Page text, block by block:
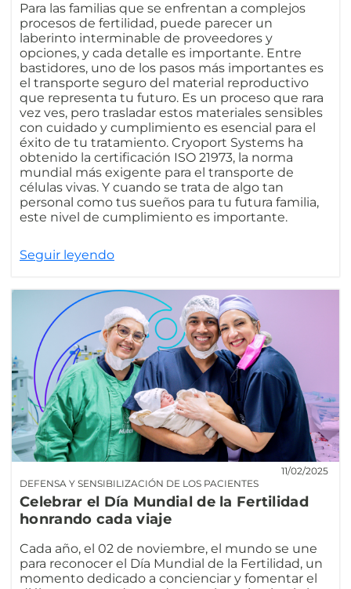
Para las familias que se enfrentan a complejos
procesos de fertilidad, puede parecer un
laberinto interminable de proveedores y
opciones, y cada detalle es importante. Entre
bastidores, uno de los pasos más importantes es
el transporte seguro del material reproductivo
que representa tu futuro. Es un proceso que rara
vez ves, pero trasladar estos materiales sensibles
con cuidado y cumplimiento es esencial para el
éxito de tu tratamiento. Cryoport Systems ha
obtenido la certificación ISO 21973, la norma
mundial más exigente para el transporte de
células vivas. Y cuando se trata de algo tan
personal como tus sueños para tu futura familia,
este nivel de cumplimiento es importante.
Seguir leyendo
DEFENSA Y SENSIBILIZACIÓN DE LOS PACIENTES
11/02/2025
Celebrar el Día Mundial de la Fertilidad
honrando cada viaje
Cada año, el 02 de noviembre, el mundo se une
para reconocer el Día Mundial de la Fertilidad, un
momento dedicado a concienciar y fomentar el